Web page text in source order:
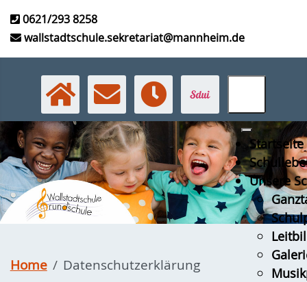
0621/293 8258
wallstadtschule.sekretariat@mannheim.de
Startseite
Unsere
Home Datenschutzerklärung